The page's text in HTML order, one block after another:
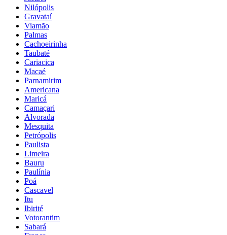
Nilópolis
Gravataí
Viamão
Palmas
Cachoeirinha
Taubaté
Cariacica
Macaé
Parnamirim
Americana
Maricá
Camaçari
Alvorada
Mesquita
Petrópolis
Paulista
Limeira
Bauru
Paulínia
Poá
Cascavel
Itu
Ibirité
Votorantim
Sabará